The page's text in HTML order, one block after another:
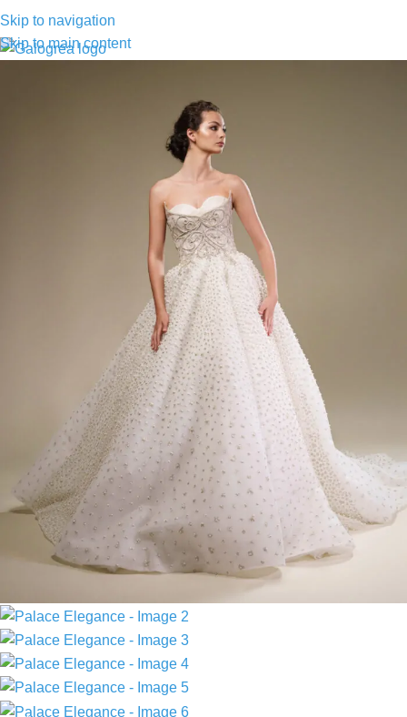
Skip to navigation
Skip to main content